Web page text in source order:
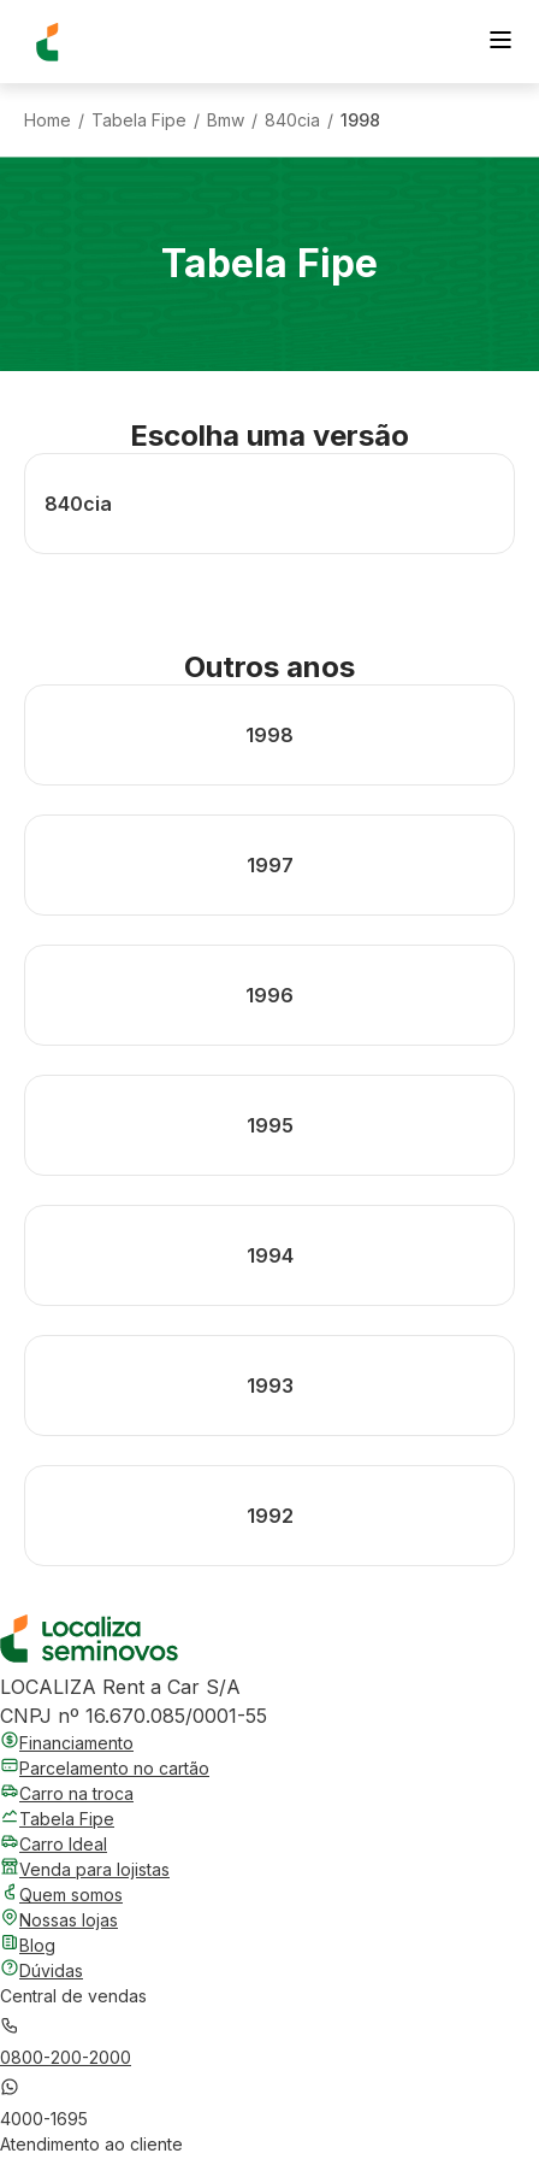
Home / Tabela Fipe / Bmw / 840cia / 1998
Tabela Fipe
Escolha uma versão
840cia
Outros anos
1998
1997
1996
1995
1994
1993
1992
LOCALIZA Rent a Car S/A
CNPJ nº 16.670.085/0001-55
Financiamento
Parcelamento no cartão
Carro na troca
Tabela Fipe
Carro Ideal
Venda para lojistas
Quem somos
Nossas lojas
Blog
Dúvidas
Central de vendas
0800-200-2000
4000-1695
Atendimento ao cliente